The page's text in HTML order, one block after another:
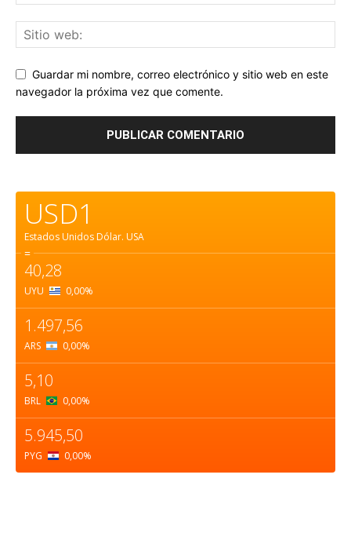
Guardar mi nombre, correo electrónico y sitio web en este
navegador la próxima vez que comente.
USD1
Estados Unidos Dólar. USA
=
40,28
UYU 0,00%
1.497,56
ARS 0,00%
5,10
BRL 0,00%
5.945,50
PYG 0,00%